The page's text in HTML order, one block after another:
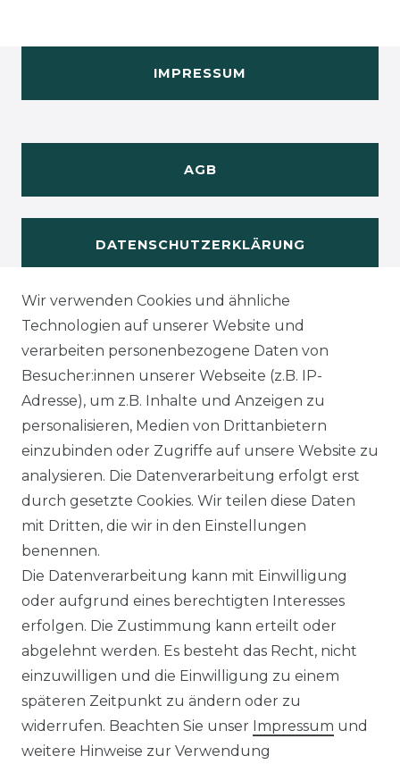
IMPRESSUM
AGB
DATENSCHUTZERKLÄRUNG
WIDERUFSRECHT
KONTAKT
Sie sind Händlerund möchten Sich mit uns
in Verbindung setzen?
unter:
0421 - 7942081
Unseren Händlershop finden Sie hier:
https://b2b-popshotsstudios.de/
Wir versenden mit
Unsere Zahlungsarten
Wir verwenden Cookies und ähnliche
Technologien auf unserer Website und
verarbeiten personenbezogene Daten von
Besucher:innen unserer Webseite (z.B. IP-
Adresse), um z.B. Inhalte und Anzeigen zu
personalisieren, Medien von Drittanbietern
einzubinden oder Zugriffe auf unsere Website zu
analysieren. Die Datenverarbeitung erfolgt erst
durch gesetzte Cookies. Wir teilen diese Daten
mit Dritten, die wir in den Einstellungen
benennen.
Die Datenverarbeitung kann mit Einwilligung
oder aufgrund eines berechtigten Interesses
erfolgen. Die Zustimmung kann erteilt oder
abgelehnt werden. Es besteht das Recht, nicht
einzuwilligen und die Einwilligung zu einem
späteren Zeitpunkt zu ändern oder zu
widerrufen. Beachten Sie unser Impressum und
weitere Hinweise zur Verwendung